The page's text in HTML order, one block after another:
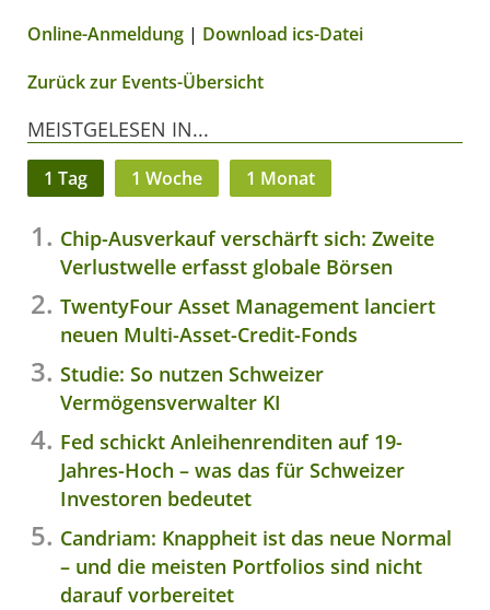
Online-Anmeldung | Download ics-Datei
Zurück zur Events-Übersicht
MEISTGELESEN IN...
1 Tag 1 Woche 1 Monat
Chip-Ausverkauf verschärft sich: Zweite
Verlustwelle erfasst globale Börsen
TwentyFour Asset Management lanciert
neuen Multi-Asset-Credit-Fonds
Studie: So nutzen Schweizer
Vermögensverwalter KI
Fed schickt Anleihenrenditen auf 19-
Jahres-Hoch – was das für Schweizer
Investoren bedeutet
Candriam: Knappheit ist das neue Normal
– und die meisten Portfolios sind nicht
darauf vorbereitet